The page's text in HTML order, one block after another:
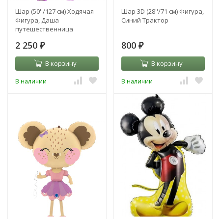
Шар (50''/127 см) Ходячая
Фигура, Даша
путешественница
2 250 ₽
В корзину
В наличии
Шар 3D (28''/71 см) Фигура,
Синий Трактор
800 ₽
В корзину
В наличии